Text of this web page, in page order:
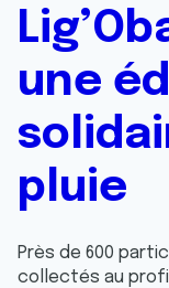
une
pluie
Près de 600
collectés au